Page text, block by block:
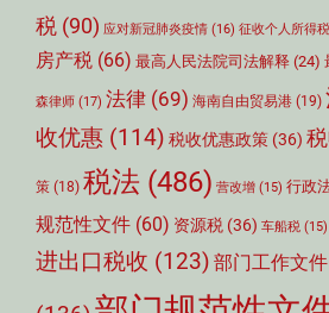
税 (90) 应对新冠肺炎疫情 (16) 征收个人所得
房产税 (66) 最高人民法院司法解释 (24)
森律师 (17) 法律 (69) 海南自由贸易港 (19)
收优惠 (114) 税收优惠政策 (36)
策 (18) 税法 (486) 营改增 (15) 行政
规范性文件 (60) 资源税 (36) 车船税 (15)
进出口税收 (123) 部门工作文件